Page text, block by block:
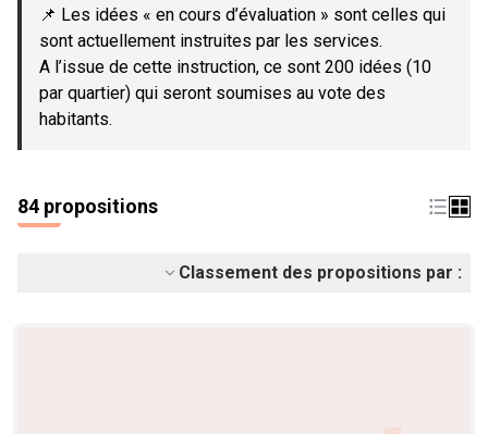
📌 Les idées « en cours d’évaluation » sont celles qui
sont actuellement instruites par les services.
A l’issue de cette instruction, ce sont 200 idées (10
par quartier) qui seront soumises au vote des
habitants.
84 propositions
Classement des propositions par :